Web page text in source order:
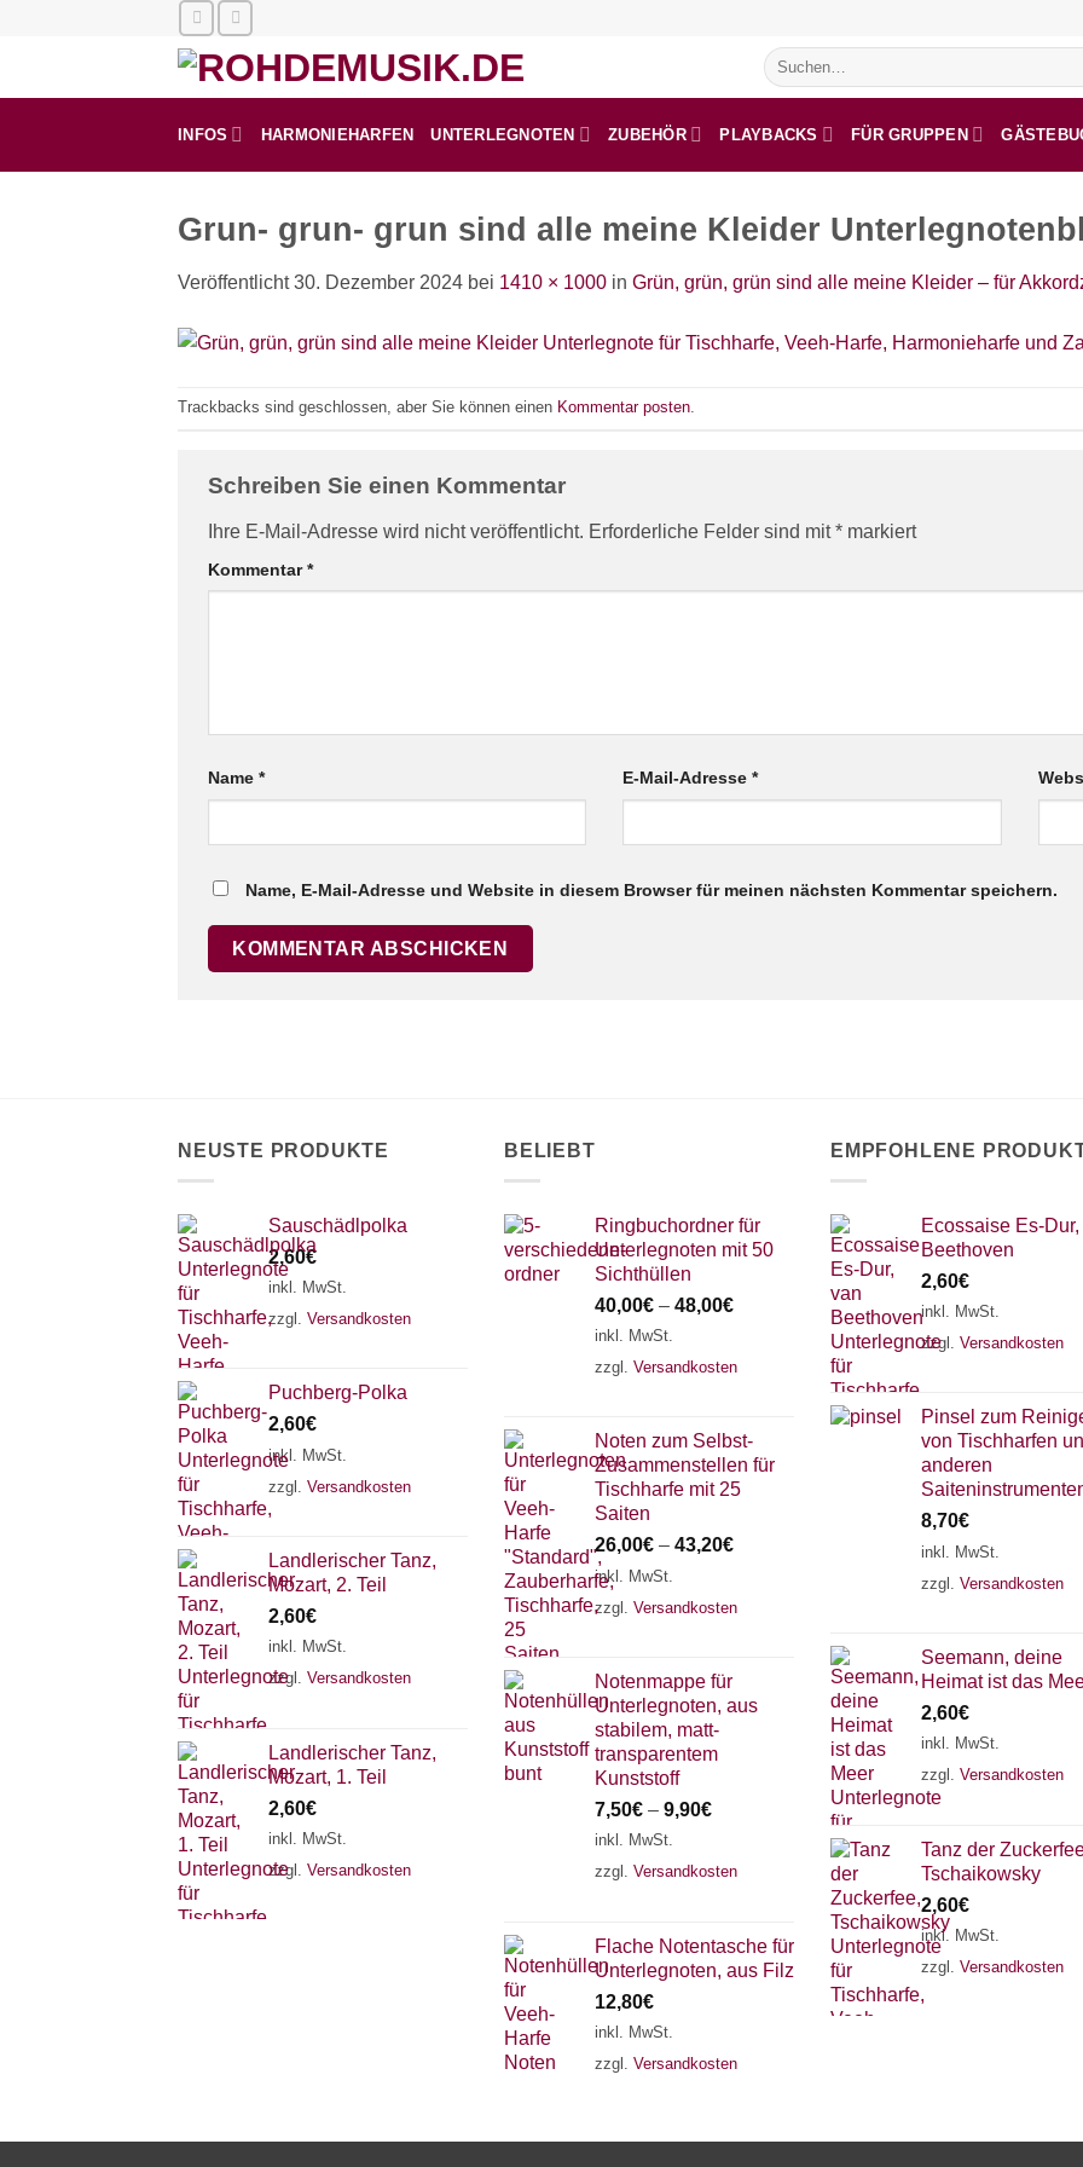
Suchen
nach:
INFOS HARMONIEHARFEN UNTERLEGNOTEN ZUBEHÖR PLAYBACKS FÜR GRUPPEN
Grun- grun- grun sind alle meine Kleider
Veröffentlicht30. Dezember 2024 bei 1410 × 1000 in Grün, grün, grün sind alle meine Kleider – für
Trackbacks sind geschlossen, aber Sie können einen Kommentar posten.
Schreiben Sie einen Kommentar
Ihre E-Mail-Adresse wird nicht veröffentlicht. Erforderliche Felder sind mit* markiert
Kommentar*
Name * E-Mail-Adresse*
Name, E-Mail-Adresse und Website in diesem Browser für meinen nächsten Kommentar speichern.
NEUSTE PRODUKTE
Sauschädlpolka
2,60€
inkl. MwSt.
zzgl. Versandkosten
Puchberg-Polka
2,60€
inkl. MwSt.
zzgl. Versandkosten
Landlerischer Tanz,
Mozart, 2. Teil
2,60€
inkl. MwSt.
zzgl. Versandkosten
Landlerischer Tanz,
Mozart, 1. Teil
2,60€
inkl. MwSt.
zzgl. Versandkosten
BELIEBT
Ringbuchordner für
Unterlegnoten mit 50
Sichthüllen
40,00€ – 48,00€
inkl. MwSt.
zzgl. Versandkosten
Noten zum Selbst-
Zusammenstellen für
Tischharfe mit 25
Saiten
26,00€ – 43,20€
inkl. MwSt.
zzgl. Versandkosten
Notenmappe für
Unterlegnoten, aus
stabilem, matt-
transparentem
Kunststoff
7,50€ – 9,90€
inkl. MwSt.
zzgl. Versandkosten
Flache Notentasche für
Unterlegnoten, aus Filz
12,80€
inkl. MwSt.
zzgl. Versandkosten
EMPFOHLENE
Ecossaise Es-
Beethoven
2,60€
inkl. MwSt.
zzgl. Versandkosten
Pinsel zum
von Tischharfen
anderen
8,70€
inkl. MwSt.
zzgl. Versandkosten
Seemann, deine
Heimat ist das
2,60€
inkl. MwSt.
zzgl. Versandkosten
Tanz der
Tschaikowsky
2,60€
inkl. MwSt.
zzgl. Versandkosten